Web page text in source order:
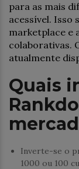
para as mais
acessível. Isso
marketplace e
colaborativas.
atualmente
Quais
Inverte-se o
1000 ou 100